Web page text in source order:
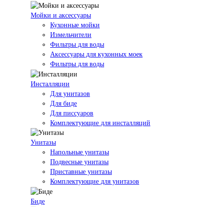
Мойки и аксессуары
Кухонные мойки
Измельчители
Фильтры для воды
Аксессуары для кухонных моек
Фильтры для воды
Инсталляции
Для унитазов
Для биде
Для писсуаров
Комплектующие для инсталляций
Унитазы
Напольные унитазы
Подвесные унитазы
Приставные унитазы
Комплектующие для унитазов
Биде